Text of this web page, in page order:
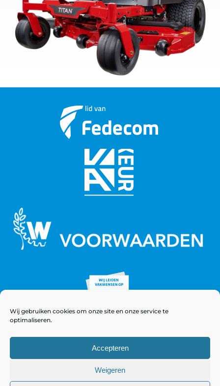
Wij gebruiken cookies om onze site en onze service te
optimaliseren.
Accepteren
Weigeren
© Copyright 2021 - 2026 WeeversNieuwstad